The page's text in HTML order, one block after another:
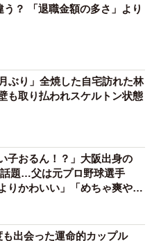
？ 「退職金額の多さ」より
ぶり」全焼した自宅訪れた林
取り払われスケルトン状態
子おるん！？」大阪出身の
話題…父は元プロ野球選手
りかわいい」「めちゃ爽や
も出会った運命的カップル